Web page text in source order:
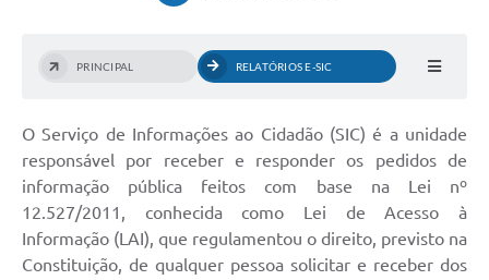
PRINCIPAL RELATÓRIOS E-SIC
O Serviço de Informações ao Cidadão (SIC) é a unidade
responsável por receber e responder os pedidos de
informação pública feitos com base na Lei nº
12.527/2011, conhecida como Lei de Acesso à
Informação (LAI), que regulamentou o direito, previsto na
Constituição, de qualquer pessoa solicitar e receber dos